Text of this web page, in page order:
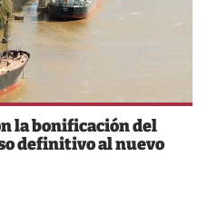
la bonificación del
definitivo al nuevo